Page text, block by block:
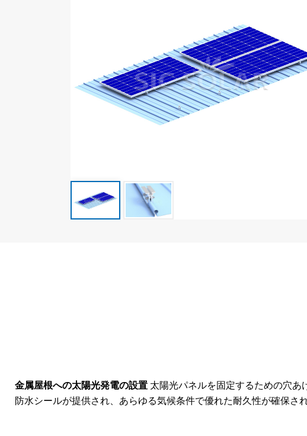
金属屋根への太陽光発電の設置 太陽光パネルを固定するための穴あ
防水シールが提供され、あらゆる気候条件で優れた耐久性が確保され